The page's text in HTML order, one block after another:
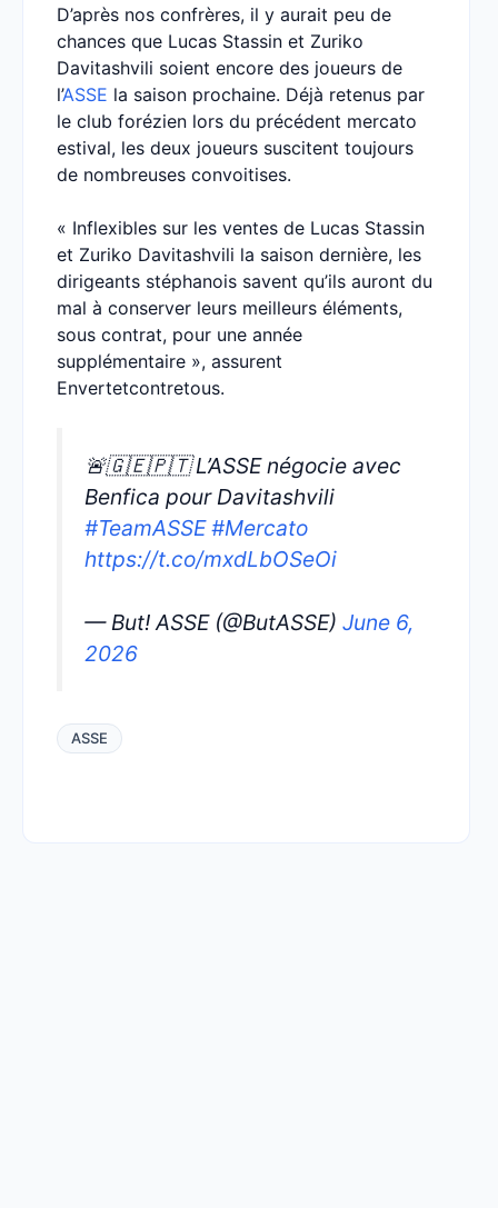
D’après nos confrères, il y aurait peu de
chances que Lucas Stassin et Zuriko
Davitashvili soient encore des joueurs de
l’ASSE la saison prochaine. Déjà retenus par
le club forézien lors du précédent mercato
estival, les deux joueurs suscitent toujours
de nombreuses convoitises.
« Inflexibles sur les ventes de Lucas Stassin
et Zuriko Davitashvili la saison dernière, les
dirigeants stéphanois savent qu’ils auront du
mal à conserver leurs meilleurs éléments,
sous contrat, pour une année
supplémentaire », assurent
Envertetcontretous.
🚨🇬🇪🇵🇹 L’ASSE négocie avec
Benfica pour Davitashvili
#TeamASSE #Mercato
https://t.co/mxdLbOSeOi
— But! ASSE (@ButASSE) June 6,
2026
ASSE